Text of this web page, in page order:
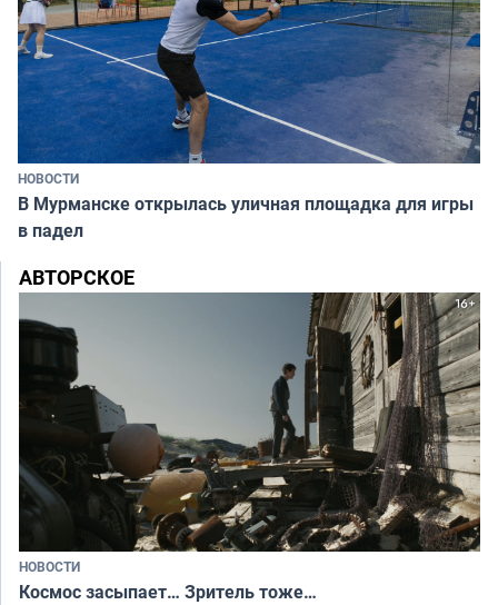
НОВОСТИ
В Мурманске открылась уличная площадка для игры
в падел
АВТОРСКОЕ
НОВОСТИ
Космос засыпает… Зритель тоже…